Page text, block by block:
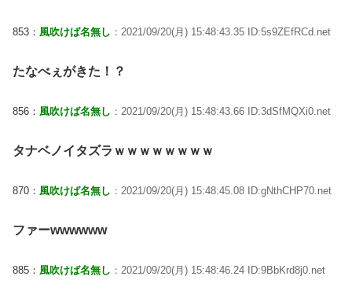
853： 風吹けば名無し ：2021/09/20(月) 15:48:43.35 ID:5s9ZEfRCd.net
たなべぇがきた！？
856： 風吹けば名無し ：2021/09/20(月) 15:48:43.66 ID:3dSfMQXi0.net
タナベノイタズラｗｗｗｗｗｗｗｗ
870： 風吹けば名無し ：2021/09/20(月) 15:48:45.08 ID:gNthCHP70.net
ファーwwwwww
885： 風吹けば名無し ：2021/09/20(月) 15:48:46.24 ID:9BbKrd8j0.net